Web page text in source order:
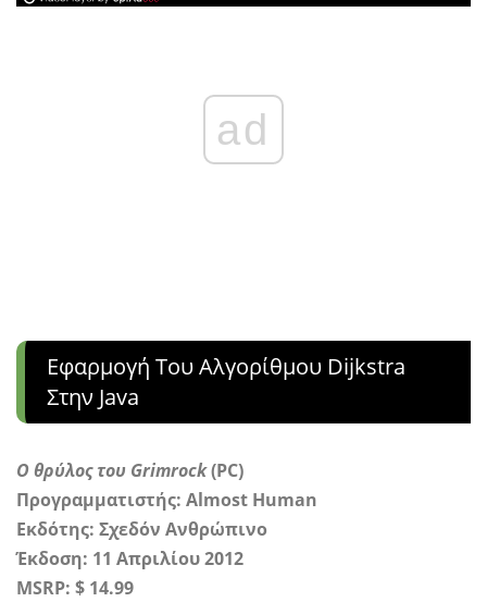
ad
Εφαρμογή Του Αλγορίθμου Dijkstra
Στην Java
Ο θρύλος του Grimrock(PC)
Προγραμματιστής: Almost Human
Εκδότης: Σχεδόν Ανθρώπινο
Έκδοση: 11 Απριλίου 2012
MSRP: $ 14.99